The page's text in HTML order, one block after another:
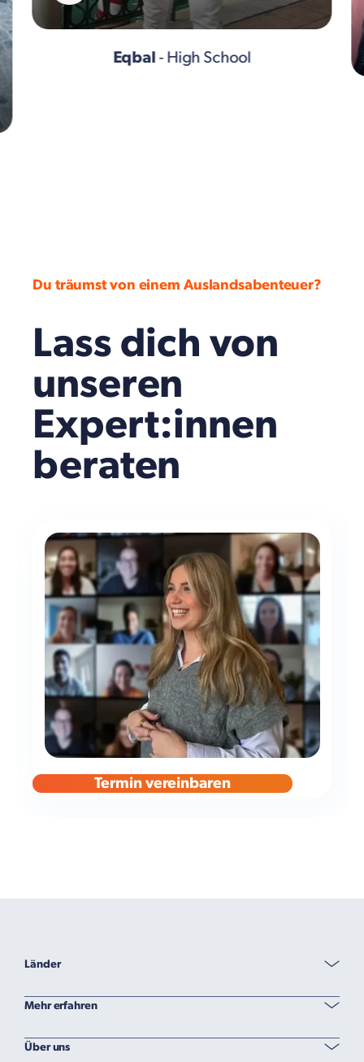
Eqbal- High School
Du träumst von einem Auslandsabenteuer?
Lass dich von
unseren
Expert:innen
beraten
Termin vereinbaren
Länder
Mehr erfahren
Über uns